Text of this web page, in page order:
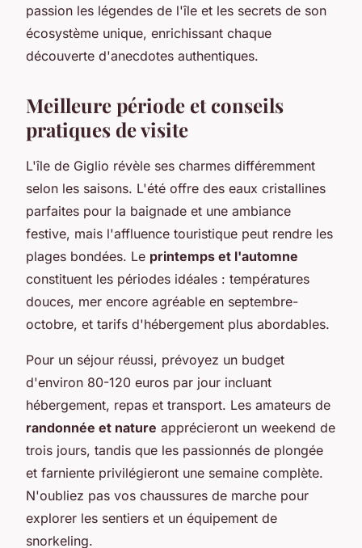
passion les légendes de l'île et les secrets de son
écosystème unique, enrichissant chaque
découverte d'anecdotes authentiques.
Meilleure période et conseils
pratiques de visite
L'île de Giglio révèle ses charmes différemment
selon les saisons. L'été offre des eaux cristallines
parfaites pour la baignade et une ambiance
festive, mais l'affluence touristique peut rendre les
plages bondées. Le printemps et l'automne
constituent les périodes idéales : températures
douces, mer encore agréable en septembre-
octobre, et tarifs d'hébergement plus abordables.
Pour un séjour réussi, prévoyez un budget
d'environ 80-120 euros par jour incluant
hébergement, repas et transport. Les amateurs de
randonnée et nature apprécieront un weekend de
trois jours, tandis que les passionnés de plongée
et farniente privilégieront une semaine complète.
N'oubliez pas vos chaussures de marche pour
explorer les sentiers et un équipement de
snorkeling.